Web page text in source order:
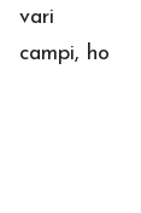
vari
campi, ho